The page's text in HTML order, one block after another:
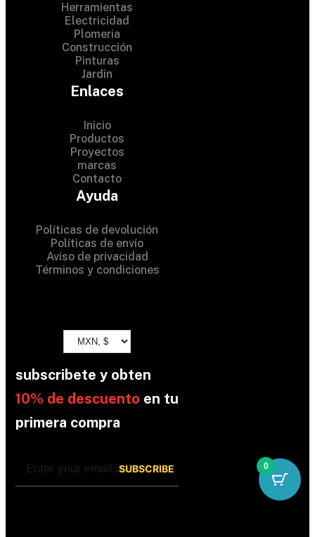
Herramientas
Electricidad
Plomeria
Construcción
Pinturas
Jardin
Enlaces
Inicio
Productos
Proyectos
marcas
Contacto
Ayuda
Políticas de devolución
Políticas de envío
Aviso de privacidad
Términos y condiciones
subscribete y obten
10% de descuento en tu
primera compra
0